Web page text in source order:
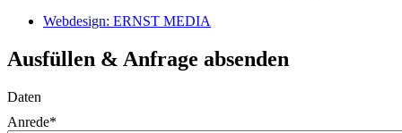
Webdesign: ERNST MEDIA
Ausfüllen & Anfrage absenden
Daten
Anrede*